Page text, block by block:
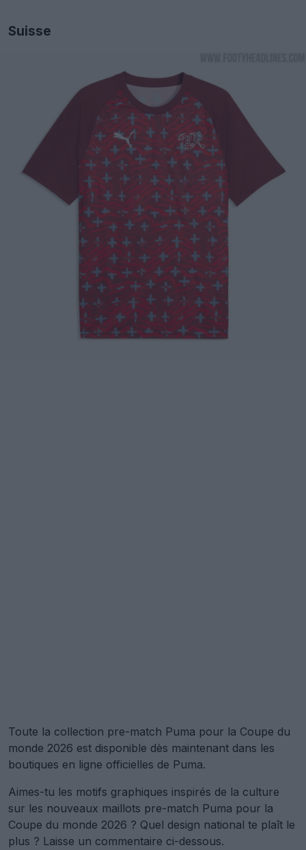
Suisse
Toute la collection pre-match Puma pour la Coupe du
monde 2026 est disponible dès maintenant dans les
boutiques en ligne officielles de Puma.
Aimes-tu les motifs graphiques inspirés de la culture
sur les nouveaux maillots pre-match Puma pour la
Coupe du monde 2026 ? Quel design national te plaît le
plus ? Laisse un commentaire ci-dessous.